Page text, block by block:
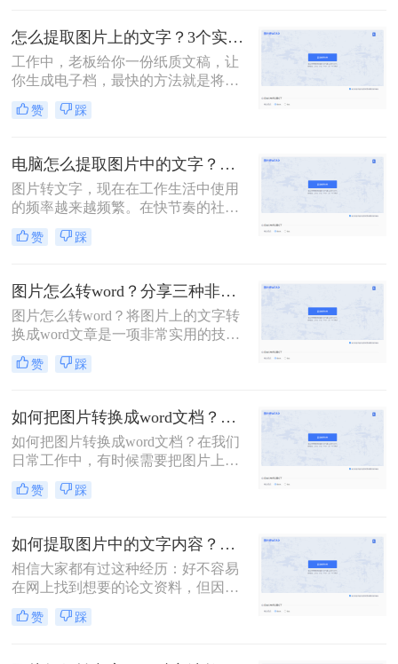
Character Recognition）技术就成了我
们的好帮手。本文将介绍如何将图片
文字转换成文字。下面一起看看这些
方法吧。
怎么提取图片上的文字？3个实用的方法分享~
工作中，老板给你一份纸质文稿，让
你生成电子档，最快的方法就是将文
稿拍下来，提取图片上的文字，下面
教两种怎么提取图片上的文字方法，
赞 踩
电脑怎么提取图片中的文字？这2个方法真的太实用了！
图片转文字，现在在工作生活中使用
的频率越来越频繁。在快节奏的社
会，手写输入的效率太低了，已经不
能满足我们的需求了！现在市面上出
用技巧，就能轻松实现图片转文字。
即使是多张图片，也能快速识别转文
字。今天小编给大家分享电脑怎么提
取图片中的文字方法，以及使用技
巧，赶紧一起来看看吧！
赞 踩
图片怎么转word？分享三种非常方便的方法！
图片怎么转word？将图片上的文字转
换成word文章是一项非常实用的技
能。无论是整理照片中的文本信息，
还是将印刷材料快速转换成可编辑的
来便利。但是你们知道如何把图片中
的文字转换成word吗？不知道的话，
就来试试吧。
赞 踩
如何把图片转换成word文档？分享二种简单方法，1秒搞定！
如何把图片转换成word文档？在我们
日常工作中，有时候需要把图片上的
内容转换成Word文档，如果选择手动
输入就非常耗费时间，其实我们可以
图片文字转Word，今天就来分享二种
简单方法~
赞 踩
如何提取图片中的文字内容？掌握这2个实用方法，全网文字任意复制！
相信大家都有过这种经历：好不容易
在网上找到想要的论文资料，但因为
没有提供下载渠道，导致文档无法下
载，甚至连文字内容都不能复制。遇
赞 踩